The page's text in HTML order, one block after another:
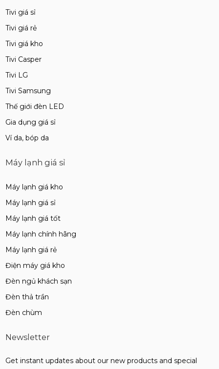
Tivi giá sỉ
Tivi giá rẻ
Tivi giá kho
Tivi Casper
Tivi LG
Tivi Samsung
Thế giới đèn LED
Gia dụng giá sỉ
Ví da, bóp da
Máy lạnh giá sỉ
Máy lạnh giá kho
Máy lạnh giá sỉ
Máy lạnh giá tốt
Máy lạnh chính hãng
Máy lạnh giá rẻ
Điện máy giá kho
Đèn ngủ khách sạn
Đèn thả trần
Đèn chùm
Newsletter
Get instant updates about our new products and special